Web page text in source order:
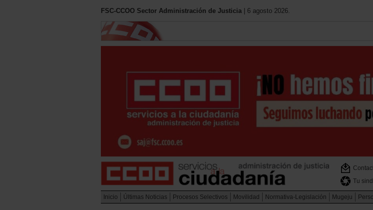
FSC-CCOO Sector Administración de Justicia | 6 agosto 2026.
Tu
Inicio Últimas Noticias Procesos Selectivos Movilidad Normativa-Legislación Mugeju